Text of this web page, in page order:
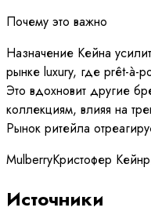
Почему это важно
Назначение Кейна
рынке luxury, где prêt-à-
Это вдохновит другие
коллекциям, влияя на
Рынок ритейла
MulberryКристофер Кейн
Источники